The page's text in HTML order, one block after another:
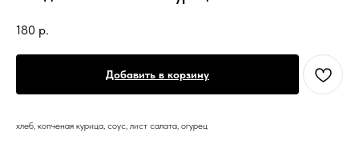
180 р.
Добавить в корзину
хлеб, копченая курица, соус, лист салата, огурец